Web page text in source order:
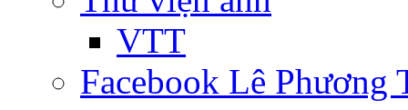
VTT
Facebook Lê Phương